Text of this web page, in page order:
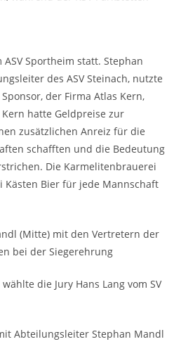
Sportheim statt. Stephan
des ASV Steinach, nutzte
der Firma Atlas Kern,
hatte Geldpreise zur
zusätzlichen Anreiz für die
schafften und die Bedeutung
Die Karmelitenbrauerei
Kästen Bier für jede Mannschaft
(Mitte) mit den Vertretern der
bei der Siegerehrung
die Jury Hans Lang vom SV
Abteilungsleiter Stephan Mandl